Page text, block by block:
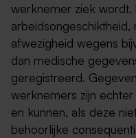
werknemer ziek wordt.
afwezigheid wegens
dan medische
geregistreerd.
werknemers zijn
en kunnen, als deze
behoorlijke